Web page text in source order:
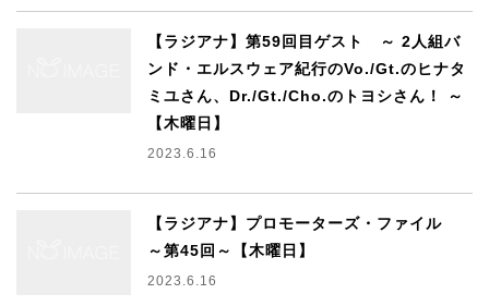
【ラジアナ】第59回目ゲスト ～ 2人組バ
ンド・エルスウェア紀行のVo./Gt.のヒナタ
ミユさん、Dr./Gt./Cho.のトヨシさん！ ～
【木曜日】
2023.6.16
【ラジアナ】プロモーターズ・ファイル
～第45回～【木曜日】
2023.6.16